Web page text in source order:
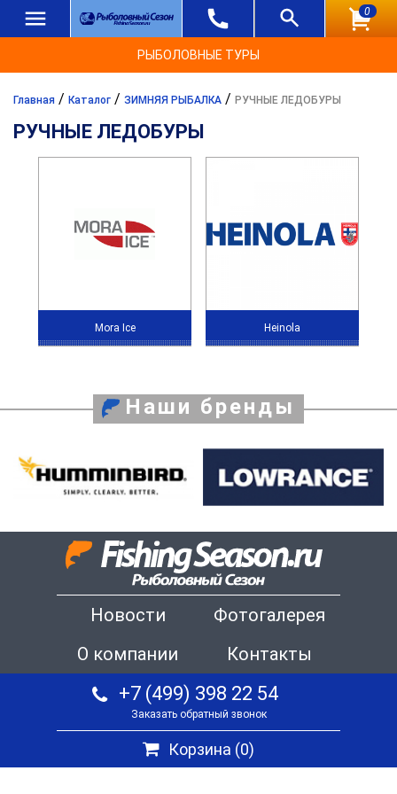
0
РЫБОЛОВНЫЕ ТУРЫ
Главная / Каталог / ЗИМНЯЯ РЫБАЛКА / РУЧНЫЕ ЛЕДОБУРЫ
РУЧНЫЕ ЛЕДОБУРЫ
Mora Ice Heinola
Наши бренды
Новости
Фотогалерея
О компании
Контакты
+7 (499) 398 22 54
Заказать обратный звонок
Корзина (0)